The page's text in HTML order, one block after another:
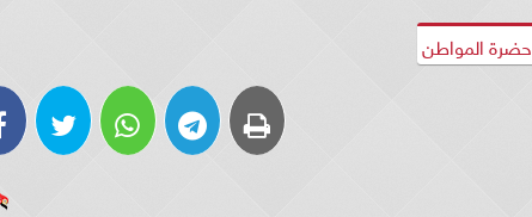
حضرة المواطن